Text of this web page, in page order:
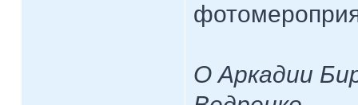
О Аркадии